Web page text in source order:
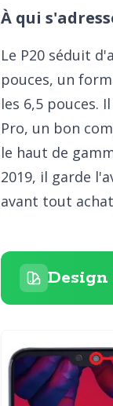
À qui
Le P20 séduit
pouces, un
les 6,5 pouces.
Pro, un bon
le haut de
2019, il garde
avant tout
Design